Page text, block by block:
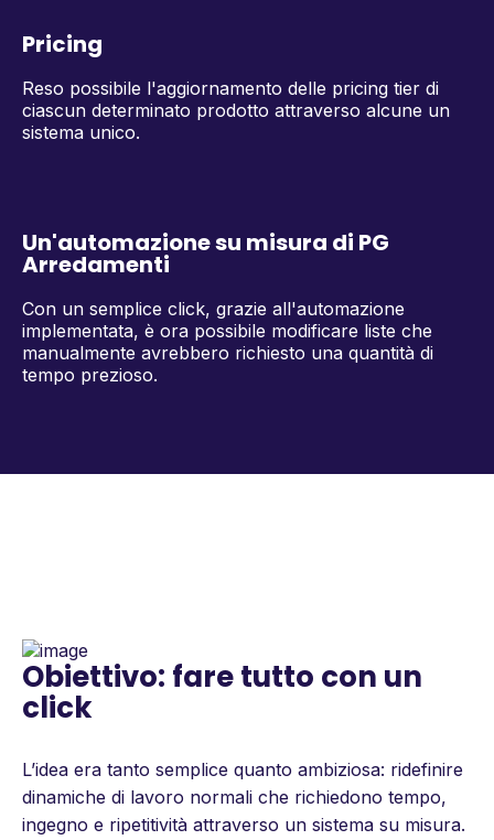
Pricing
Reso possibile l'aggiornamento delle pricing tier di
ciascun determinato prodotto attraverso alcune un
sistema unico.
Un'automazione su misura di PG
Arredamenti
Con un semplice click, grazie all'automazione
implementata, è ora possibile modificare liste che
manualmente avrebbero richiesto una quantità di
tempo prezioso.
Obiettivo: fare tutto con un
click
L’idea era tanto semplice quanto ambiziosa: ridefinire
dinamiche di lavoro normali che richiedono tempo,
ingegno e ripetitività attraverso un sistema su misura.